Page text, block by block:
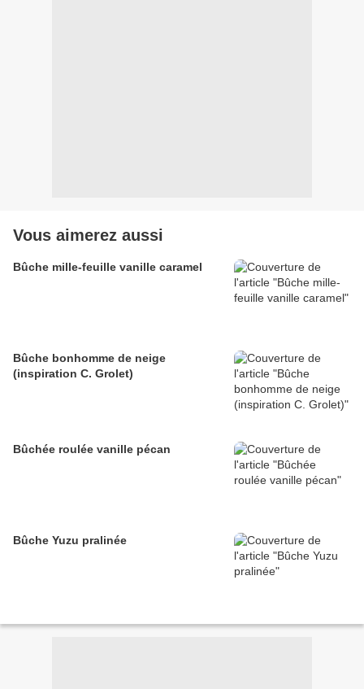
Vous aimerez aussi
Bûche mille-feuille vanille caramel
Bûche bonhomme de neige
(inspiration C. Grolet)
Bûchée roulée vanille pécan
Bûche Yuzu pralinée